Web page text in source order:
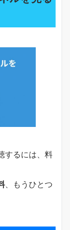
するには、料
、もうひとつ